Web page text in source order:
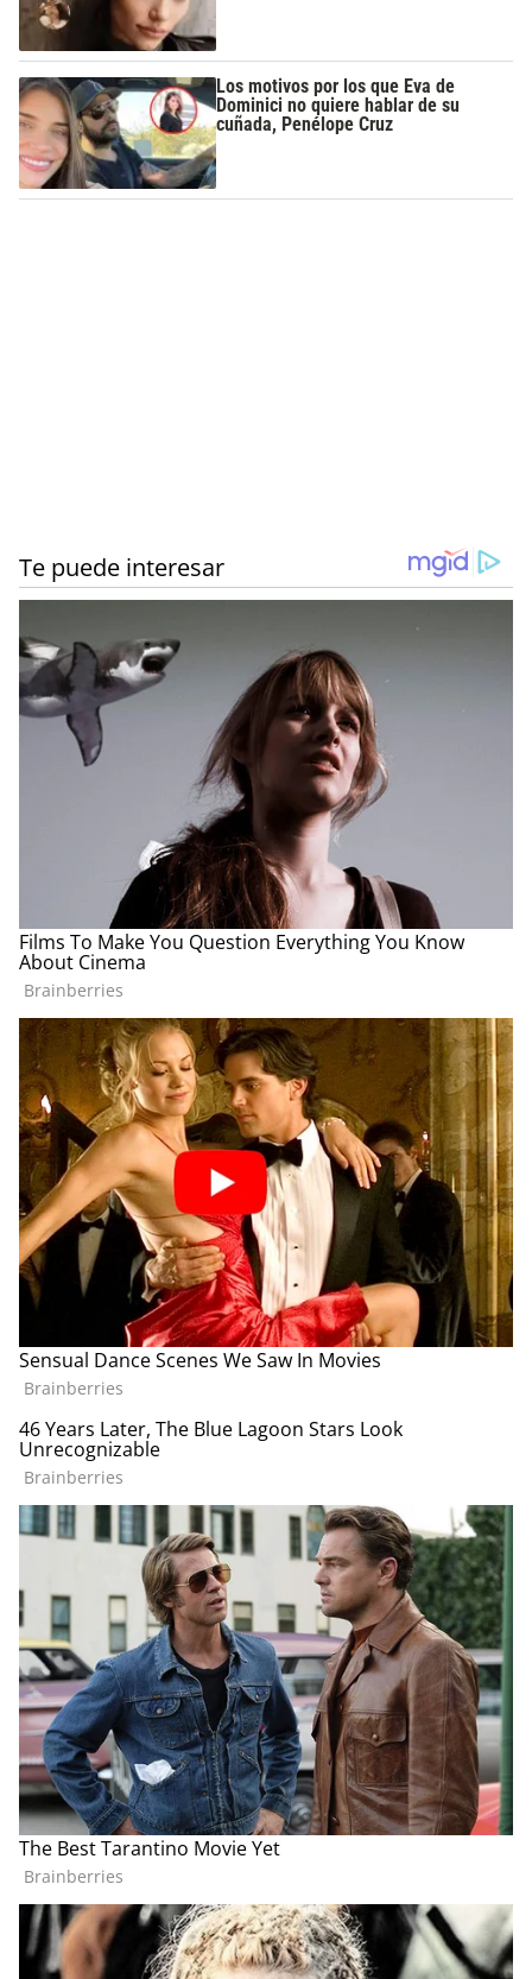
Los motivos por los que Eva de
Dominici no quiere hablar de su
cuñada, Penélope Cruz